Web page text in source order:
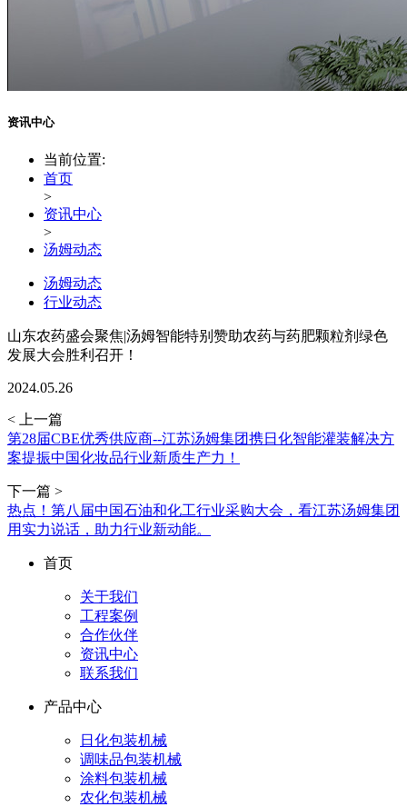
资讯中心
当前位置:
首页
>
资讯中心
>
汤姆动态
汤姆动态
行业动态
山东农药盛会聚焦|汤姆智能特别赞助农药与药肥颗粒剂绿色
发展大会胜利召开！
2024.05.26
< 上一篇
第28届CBE优秀供应商--江苏汤姆集团携日化智能灌装解决方
案提振中国化妆品行业新质生产力！
下一篇 >
热点！第八届中国石油和化工行业采购大会，看江苏汤姆集团
用实力说话，助力行业新动能。
首页
关于我们
工程案例
合作伙伴
资讯中心
联系我们
产品中心
日化包装机械
调味品包装机械
涂料包装机械
农化包装机械